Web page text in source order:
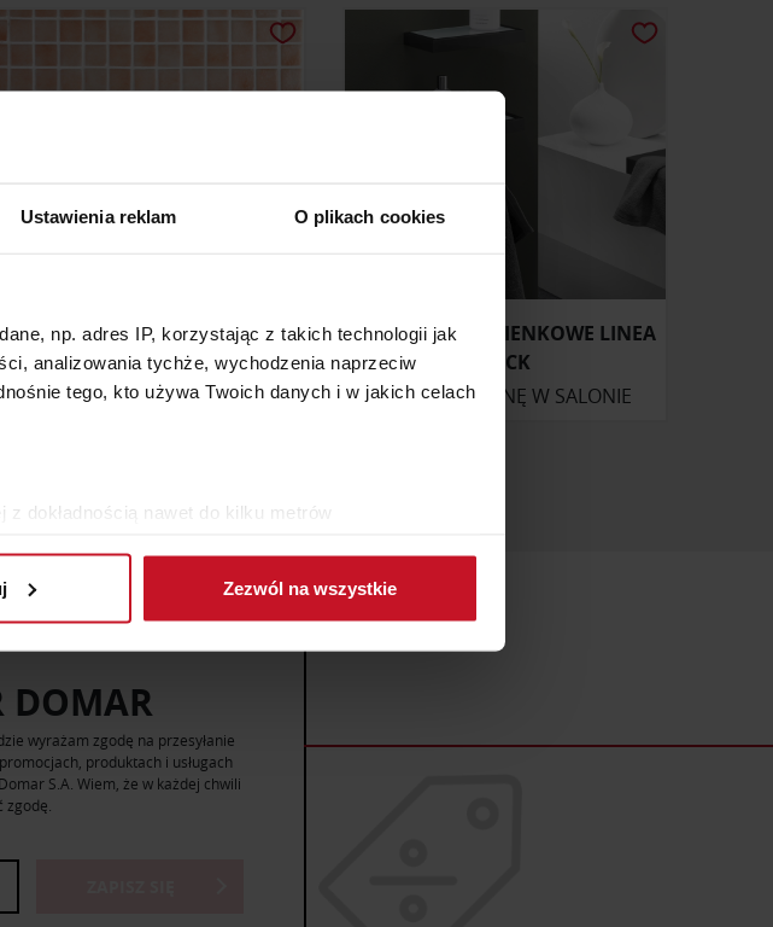
Ustawienia reklam O plikach cookies
np. adres IP, korzystając z takich technologii jak
analizowania tychże, wychodzenia naprzeciw
tego, kto używa Twoich danych i w jakich celach
dokładnością nawet do kilku metrów
oraz ustaw własne preferencje w
oferować funkcje społecznościowe i analizować
udostępniamy partnerom społecznościowym,
z innymi danymi otrzymanymi od Ciebie lub
Zezwól na wszystkie
MOZAIKA 2523-B (NIEBLA)
258,12 ZŁ/M²
AKCESORIA ŁAZIENKOWE LINEA
ZACK
ZAPYTAJ O CENĘ W SALONIE
KATEGORII
DOMAR
wyrażam zgodę na przesyłanie
produktach i usługach
S.A. Wiem, że w każdej chwili
zgodę.